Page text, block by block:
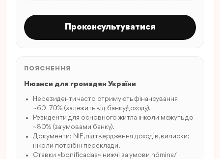
Проконсультуватися
ПОЯСНЕННЯ
Нюанси для громадян України
Нерезиденти часто отримують фінансування
~60–70% (залежить від банку/доходу).
Резиденти для основного житла інколи можуть до
~80% (за умовами банку).
Документи: NIE, підтвердження доходів, виписки;
інколи потрібні переклади.
Ставки «bonificadas» нижчі за умови nómina/